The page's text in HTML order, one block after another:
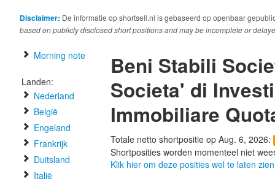
Disclaimer: De informatie op shortsell.nl is gebaseerd op openbaar
based on publicly disclosed short positions and may be incomplete or
Morning note
Landen:
Nederland
België
Engeland
Frankrijk
Duitsland
Italië
Beni Stabili
Societa' di
Immobiliare
Totale netto shortpositie op Aug. 6, 2026:
Shortposities worden momenteel niet
Klik hier om deze posities wel te laten zien